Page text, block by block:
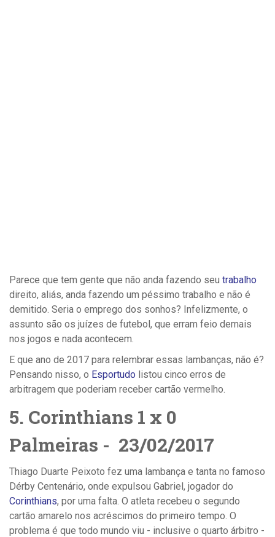
Parece que tem gente que não anda fazendo seu trabalho
direito, aliás, anda fazendo um péssimo trabalho e não é
demitido. Seria o emprego dos sonhos? Infelizmente, o
assunto são os juízes de futebol, que erram feio demais
nos jogos e nada acontecem.
E que ano de 2017 para relembrar essas lambanças, não é?
Pensando nisso, o Esportudo listou cinco erros de
arbitragem que poderiam receber cartão vermelho.
5. Corinthians 1 x 0
Palmeiras - 23/02/2017
Thiago Duarte Peixoto fez uma lambança e tanta no famoso
Dérby Centenário, onde expulsou Gabriel, jogador do
Corinthians, por uma falta. O atleta recebeu o segundo
cartão amarelo nos acréscimos do primeiro tempo. O
problema é que todo mundo viu - inclusive o quarto árbitro -